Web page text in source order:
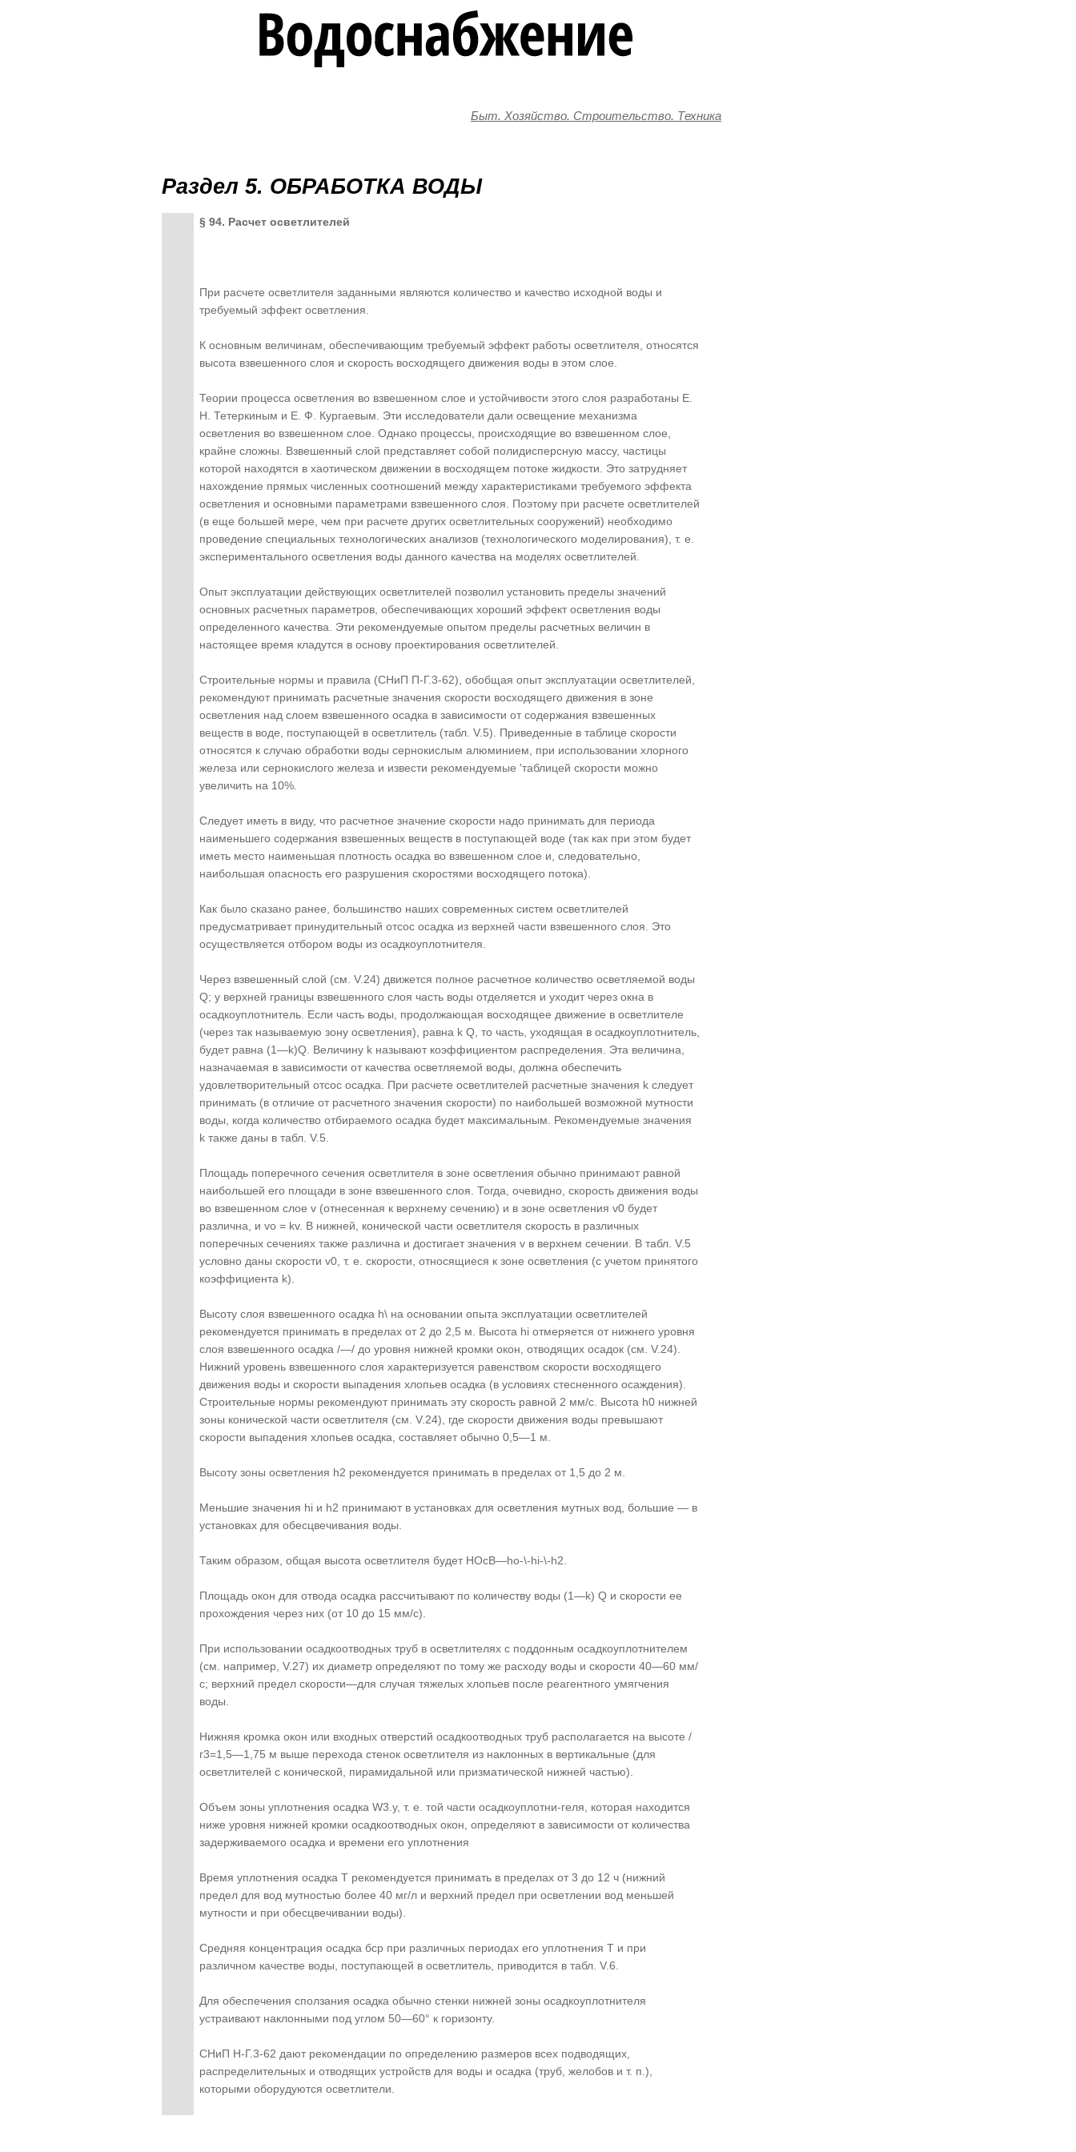
Быт. Хозяйство. Строительство. Техника
Раздел 5. ОБРАБОТКА ВОДЫ
§ 94. Расчет осветлителей
При расчете осветлителя заданными являются количество и качество исходной воды и
требуемый эффект осветления.
К основным величинам, обеспечивающим требуемый эффект работы осветлителя, относятся
высота взвешенного слоя и скорость восходящего движения воды в этом слое.
Теории процесса осветления во взвешенном слое и устойчивости этого слоя разработаны Е.
Н. Тетеркиным и Е. Ф. Кургаевым. Эти исследователи дали освещение механизма
осветления во взвешенном слое. Однако процессы, происходящие во взвешенном слое,
крайне сложны. Взвешенный слой представляет собой полидисперсную массу, частицы
которой находятся в хаотическом движении в восходящем потоке жидкости. Это затрудняет
нахождение прямых численных соотношений между характеристиками требуемого эффекта
осветления и основными параметрами взвешенного слоя. Поэтому при расчете осветлителей
(в еще большей мере, чем при расчете других осветлительных сооружений) необходимо
проведение специальных технологических анализов (технологического моделирования), т. е.
экспериментального осветления воды данного качества на моделях осветлителей.
Опыт эксплуатации действующих осветлителей позволил установить пределы значений
основных расчетных параметров, обеспечивающих хороший эффект осветления воды
определенного качества. Эти рекомендуемые опытом пределы расчетных величин в
настоящее время кладутся в основу проектирования осветлителей.
Строительные нормы и правила (СНиП П-Г.3-62), обобщая опыт эксплуатации осветлителей,
рекомендуют принимать расчетные значения скорости восходящего движения в зоне
осветления над слоем взвешенного осадка в зависимости от содержания взвешенных
веществ в воде, поступающей в осветлитель (табл. V.5). Приведенные в таблице скорости
относятся к случаю обработки воды сернокислым алюминием, при использовании хлорного
железа или сернокислого железа и извести рекомендуемые 'таблицей скорости можно
увеличить на 10%.
Следует иметь в виду, что расчетное значение скорости надо принимать для периода
наименьшего содержания взвешенных веществ в поступающей воде (так как при этом будет
иметь место наименьшая плотность осадка во взвешенном слое и, следовательно,
наибольшая опасность его разрушения скоростями восходящего потока).
Как было сказано ранее, большинство наших современных систем осветлителей
предусматривает принудительный отсос осадка из верхней части взвешенного слоя. Это
осуществляется отбором воды из осадкоуплотнителя.
Через взвешенный слой (см. V.24) движется полное расчетное количество осветляемой воды
Q; у верхней границы взвешенного слоя часть воды отделяется и уходит через окна в
осадкоуплотнитель. Если часть воды, продолжающая восходящее движение в осветлителе
(через так называемую зону осветления), равна k Q, то часть, уходящая в осадкоуплотнитель,
будет равна (1—k)Q. Величину k называют коэффициентом распределения. Эта величина,
назначаемая в зависимости от качества осветляемой воды, должна обеспечить
удовлетворительный отсос осадка. При расчете осветлителей расчетные значения k следует
принимать (в отличие от расчетного значения скорости) по наибольшей возможной мутности
воды, когда количество отбираемого осадка будет максимальным. Рекомендуемые значения
k также даны в табл. V.5.
Площадь поперечного сечения осветлителя в зоне осветления обычно принимают равной
наибольшей его площади в зоне взвешенного слоя. Тогда, очевидно, скорость движения воды
во взвешенном слое v (отнесенная к верхнему сечению) и в зоне осветления v0 будет
различна, и vo = kv. В нижней, конической части осветлителя скорость в различных
поперечных сечениях также различна и достигает значения v в верхнем сечении. В табл. V.5
условно даны скорости v0, т. е. скорости, относящиеся к зоне осветления (с учетом принятого
коэффициента k).
Высоту слоя взвешенного осадка h\ на основании опыта эксплуатации осветлителей
рекомендуется принимать в пределах от 2 до 2,5 м. Высота hi отмеряется от нижнего уровня
слоя взвешенного осадка /—/ до уровня нижней кромки окон, отводящих осадок (см. V.24).
Нижний уровень взвешенного слоя характеризуется равенством скорости восходящего
движения воды и скорости выпадения хлопьев осадка (в условиях стесненного осаждения).
Строительные нормы рекомендуют принимать эту скорость равной 2 мм/с. Высота h0 нижней
зоны конической части осветлителя (см. V.24), где скорости движения воды превышают
скорости выпадения хлопьев осадка, составляет обычно 0,5—1 м.
Высоту зоны осветления h2 рекомендуется принимать в пределах от 1,5 до 2 м.
Меньшие значения hi и h2 принимают в установках для осветления мутных вод, большие — в
установках для обесцвечивания воды.
Таким образом, общая высота осветлителя будет HOcB—ho-\-hi-\-h2.
Площадь окон для отвода осадка рассчитывают по количеству воды (1—k) Q и скорости ее
прохождения через них (от 10 до 15 мм/с).
При использовании осадкоотводных труб в осветлителях с поддонным осадкоуплотнителем
(см. например, V.27) их диаметр определяют по тому же расходу воды и скорости 40—60 мм/
с; верхний предел скорости—для случая тяжелых хлопьев после реагентного умягчения
воды.
Нижняя кромка окон или входных отверстий осадкоотводных труб располагается на высоте /
г3=1,5—1,75 м выше перехода стенок осветлителя из наклонных в вертикальные (для
осветлителей с конической, пирамидальной или призматической нижней частью).
Объем зоны уплотнения осадка W3.y, т. е. той части осадкоуплотни-геля, которая находится
ниже уровня нижней кромки осадкоотводных окон, определяют в зависимости от количества
задерживаемого осадка и времени его уплотнения
Время уплотнения осадка Т рекомендуется принимать в пределах от 3 до 12 ч (нижний
предел для вод мутностью более 40 мг/л и верхний предел при осветлении вод меньшей
мутности и при обесцвечивании воды).
Средняя концентрация осадка бср при различных периодах его уплотнения Т и при
различном качестве воды, поступающей в осветлитель, приводится в табл. V.6.
Для обеспечения сползания осадка обычно стенки нижней зоны осадкоуплотнителя
устраивают наклонными под углом 50—60° к горизонту.
СНиП Н-Г.3-62 дают рекомендации по определению размеров всех подводящих,
распределительных и отводящих устройств для воды и осадка (труб, желобов и т. п.),
которыми оборудуются осветлители.